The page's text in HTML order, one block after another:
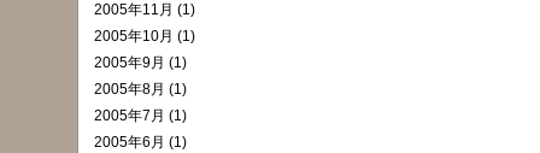
2005年11月 (1)
2005年10月 (1)
2005年9月 (1)
2005年8月 (1)
2005年7月 (1)
2005年6月 (1)